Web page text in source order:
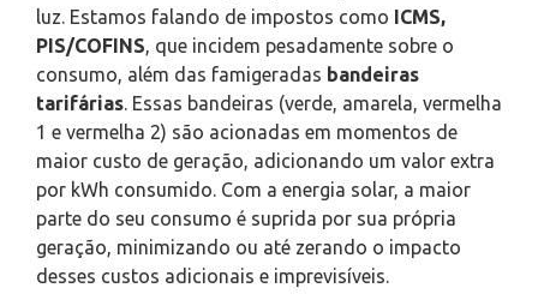
luz. Estamos falando de impostos como ICMS,
PIS/COFINS , que incidem pesadamente sobre o
consumo, além das famigeradas bandeiras
tarifárias . Essas bandeiras (verde, amarela, vermelha
1 e vermelha 2) são acionadas em momentos de
maior custo de geração, adicionando um valor extra
por kWh consumido. Com a energia solar, a maior
parte do seu consumo é suprida por sua própria
geração, minimizando ou até zerando o impacto
desses custos adicionais e imprevisíveis.